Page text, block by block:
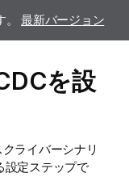
最新バージョン
を設
ライバーシナリ
設定ステップで